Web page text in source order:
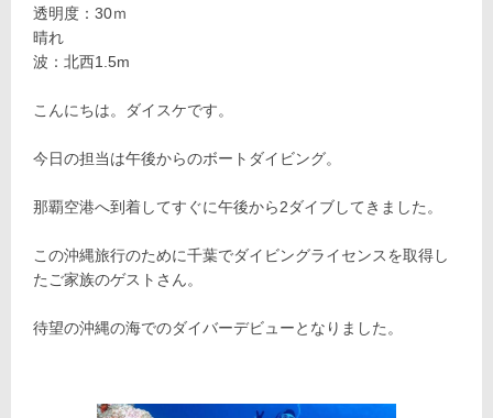
透明度：30ｍ
晴れ
波：北西1.5m
こんにちは。ダイスケです。
今日の担当は午後からのボートダイビング。
那覇空港へ到着してすぐに午後から2ダイブしてきました。
この沖縄旅行のために千葉でダイビングライセンスを取得し
たご家族のゲストさん。
待望の沖縄の海でのダイバーデビューとなりました。